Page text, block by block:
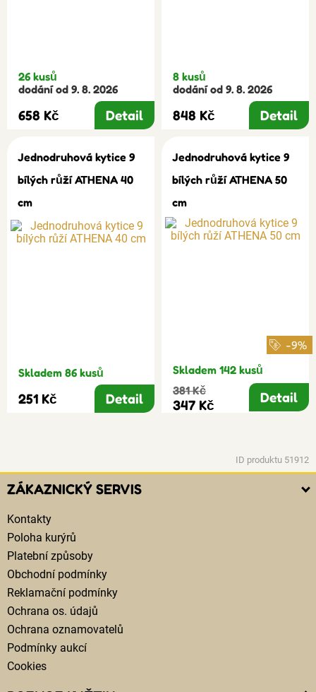
26 kusů
dodání od 9. 8. 2026
658 Kč Detail
8 kusů
dodání od 9. 8. 2026
848 Kč Detail
Jednodruhová kytice 9
bílých růží ATHENA 40
cm
Skladem 86 kusů
251 Kč Detail
Jednodruhová kytice 9
bílých růží ATHENA 50
cm
-9%
Skladem 142 kusů
381 Kč
347 Kč Detail
ID produktu 51912
ZÁKAZNICKÝ SERVIS
Kontakty
Poloha kurýrů
Platební způsoby
Obchodní podmínky
Reklamační podmínky
Ochrana os. údajů
Ochrana oznamovatelů
Podmínky aukcí
Cookies